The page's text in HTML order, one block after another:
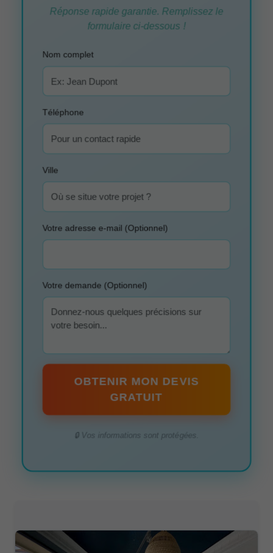
Réponse rapide garantie. Remplissez le
formulaire ci-dessous !
Nom complet
Téléphone
Ville
Votre adresse e-mail (Optionnel)
Votre demande (Optionnel)
OBTENIR MON DEVIS
GRATUIT
🔒 Vos informations sont protégées.